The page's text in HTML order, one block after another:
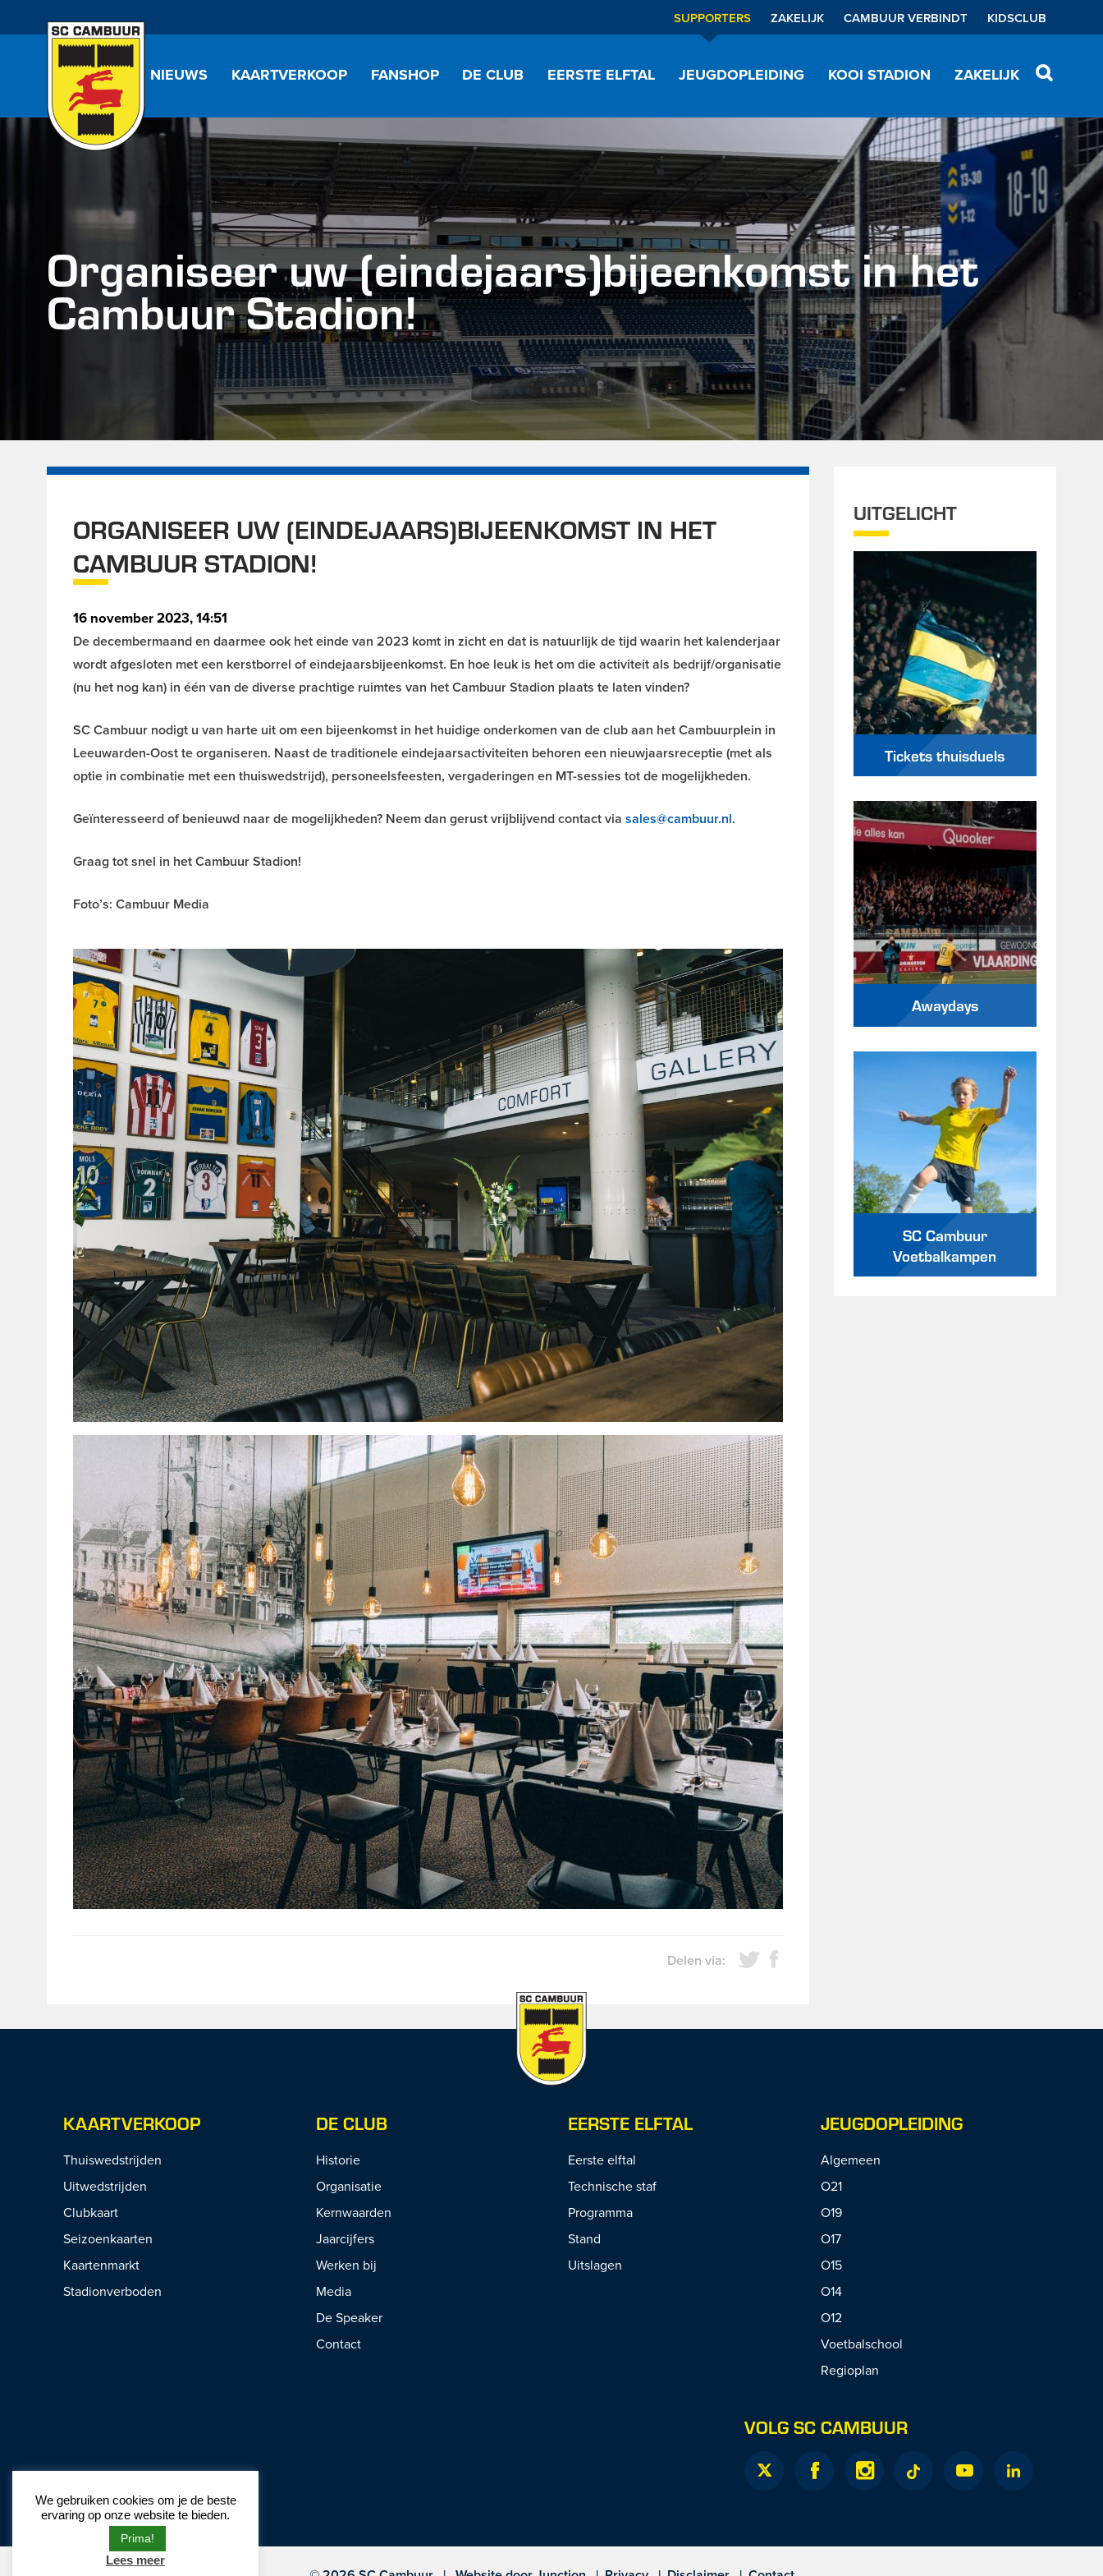
SUPPORTERS ZAKELIJK CAMBUUR VERBINDT KIDSCLUB
NIEUWS KAARTVERKOOP FANSHOP DE CLUB EERSTE ELFTAL JEUGDOPLEIDING KOOI STADION ZAKELIJK
Organiseer uw (eindejaars)bijeenkomst in het
Cambuur Stadion!
ORGANISEER UW (EINDEJAARS)BIJEENKOMST IN HET
CAMBUUR STADION!
16 november 2023, 14:51
De decembermaand en daarmee ook het einde van 2023 komt in zicht en dat is natuurlijk de tijd waarin het kalenderjaar
wordt afgesloten met een kerstborrel of eindejaarsbijeenkomst. En hoe leuk is het om die activiteit als bedrijf/organisatie
(nu het nog kan) in één van de diverse prachtige ruimtes van het Cambuur Stadion plaats te laten vinden?
SC Cambuur nodigt u van harte uit om een bijeenkomst in het huidige onderkomen van de club aan het Cambuurplein in
Leeuwarden-Oost te organiseren. Naast de traditionele eindejaarsactiviteiten behoren een nieuwjaarsreceptie (met als
optie in combinatie met een thuiswedstrijd), personeelsfeesten, vergaderingen en MT-sessies tot de mogelijkheden.
Geïnteresseerd of benieuwd naar de mogelijkheden? Neem dan gerust vrijblijvend contact via sales@cambuur.nl.
Graag tot snel in het Cambuur Stadion!
Foto’s: Cambuur Media
Delen via:
UITGELICHT
Tickets thuisduels
Awaydays
SC Cambuur
Voetbalkampen
KAARTVERKOOP
Thuiswedstrijden
Uitwedstrijden
Clubkaart
Seizoenkaarten
Kaartenmarkt
Stadionverboden
DE CLUB
Historie
Organisatie
Kernwaarden
Jaarcijfers
Werken bij
Media
De Speaker
Contact
EERSTE ELFTAL
Eerste elftal
Technische staf
Programma
Stand
Uitslagen
JEUGDOPLEIDING
Algemeen
O21
O19
O17
O15
O14
O12
Voetbalschool
Regioplan
VOLG SC CAMBUUR
We gebruiken cookies om je de beste
ervaring op onze website te bieden.
Prima!
Lees meer